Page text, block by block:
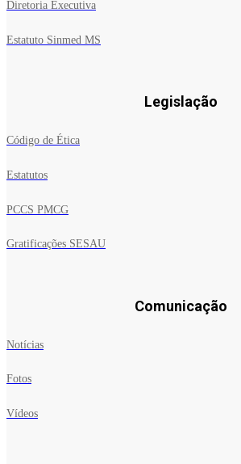
Diretoria Executiva
Estatuto Sinmed MS
Legislação
Código de Ética
Estatutos
PCCS PMCG
Gratificações SESAU
Comunicação
Notícias
Fotos
Vídeos